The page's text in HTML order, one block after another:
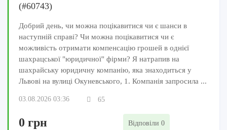
(#60743)
Добрий день, чи можна поцікавитися чи є шанси в
наступній справі? Чи можна поцікавитися чи є
можливість отримати компенсацію грошей в однієї
шахрацської "юридичної" фірми? Я натрапив на
шахрайську юридичну компанію, яка знаходиться у
Львові на вулиці Окуневського, 1. Компанія запросила ...
03.08.2026 03:36 65
0 грн Відповіли 0